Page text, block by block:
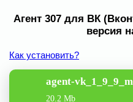
Агент 307 для ВК
версия
Как установить?
agent-
20.2 Mb